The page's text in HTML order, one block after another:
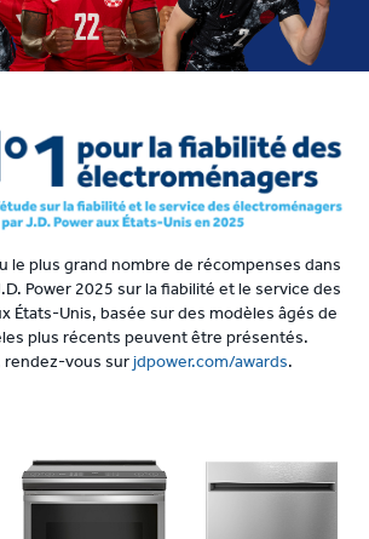
le plus grand nombre de récompenses dans
Power 2025 sur la fiabilité et le service des
États-Unis, basée sur des modèles âgés de
plus récents peuvent être présentés.
rendez-vous surjdpower.com/awards.